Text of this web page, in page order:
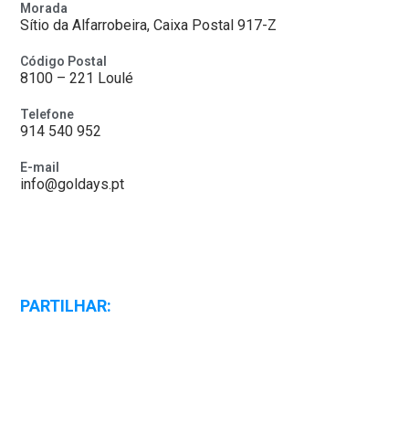
Morada
Sítio da Alfarrobeira, Caixa Postal 917-Z
Código Postal
8100 – 221 Loulé
Telefone
914 540 952
E-mail
info@goldays.pt
PARTILHAR: